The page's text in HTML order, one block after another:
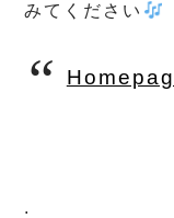
みてください
.